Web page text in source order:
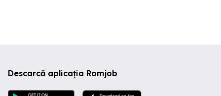
Descarcă aplicația Romjob